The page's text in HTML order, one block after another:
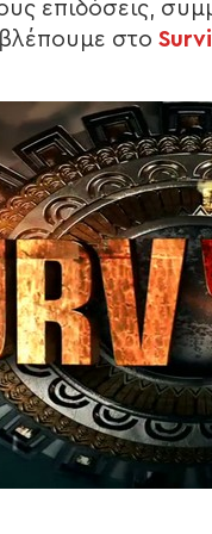
επιδόσεις,
στο